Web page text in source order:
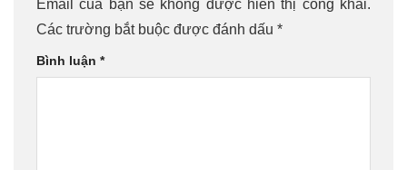
Email của bạn sẽ không được hiển thị công khai.
Các trường bắt buộc được đánh dấu *
Bình luận *